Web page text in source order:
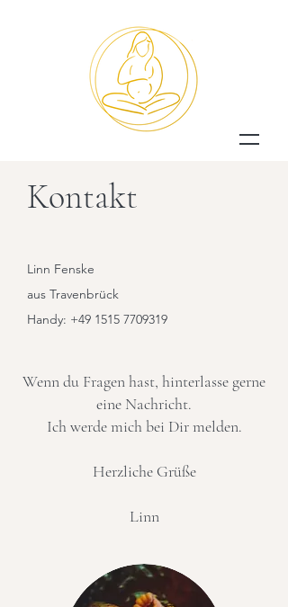
Kontakt
Linn Fenske
aus Travenbrück
Handy: +49 1515 7709319
Wenn du Fragen hast, hinterlasse gerne
eine Nachricht.
Ich werde michbei Dir melden.
Herzliche Grüße
Linn